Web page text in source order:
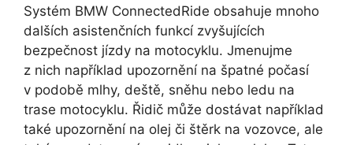
Systém BMW ConnectedRide obsahuje mnoho
dalších asistenčních funkcí zvyšujících
bezpečnost jízdy na motocyklu. Jmenujme
z nich například upozornění na špatné počasí
v podobě mlhy, deště, sněhu nebo ledu na
trase motocyklu. Řidič může dostávat například
také upozornění na olej či štěrk na vozovce, ale